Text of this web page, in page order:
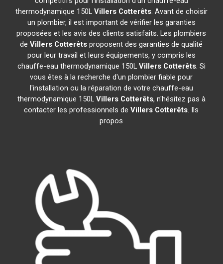
thermodynamique 150L Villers Cotterêts. Avant de choisir
un plombier, il est important de vérifier les garanties
proposées et les avis des clients satisfaits. Les plombiers
deVillers Cotterêts proposent des garanties de qualité
pour leur travail et leurs équipements, y compris les
chauffe-eau thermodynamique 150L Villers Cotterêts. Si
vous êtes à la recherche d'un plombier fiable pour
l'installation ou la réparation de votre chauffe-eau
thermodynamique 150L Villers Cotterêts, n'hésitez pas à
contacter les professionnels deVillers Cotterêts. Ils
propos